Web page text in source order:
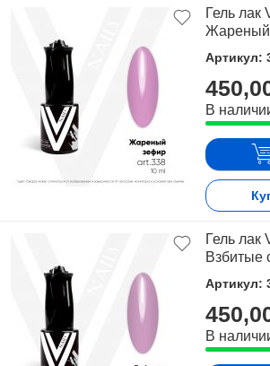
Гель лак
Жареный
Артикул:
В
Гель лак
Взбитые
Артикул:
В